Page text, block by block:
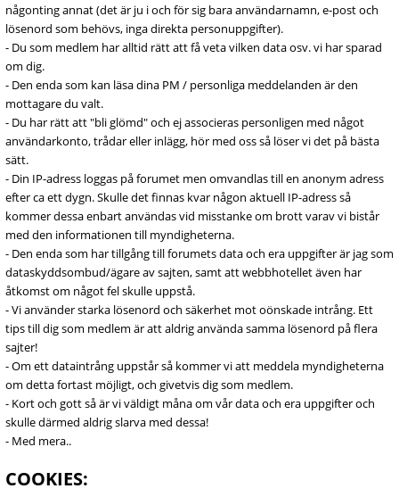
någonting annat (det är ju i och för sig bara användarnamn, e-post och
lösenord som behövs, inga direkta personuppgifter).
- Du som medlem har alltid rätt att få veta vilken data osv. vi har sparad
om dig.
- Den enda som kan läsa dina PM / personliga meddelanden är den
mottagare du valt.
- Du har rätt att "bli glömd" och ej associeras personligen med något
användarkonto, trådar eller inlägg, hör med oss så löser vi det på bästa
sätt.
- Din IP-adress loggas på forumet men omvandlas till en anonym adress
efter ca ett dygn. Skulle det finnas kvar någon aktuell IP-adress så
kommer dessa enbart användas vid misstanke om brott varav vi bistår
med den informationen till myndigheterna.
- Den enda som har tillgång till forumets data och era uppgifter är jag som
dataskyddsombud/ägare av sajten, samt att webbhotellet även har
åtkomst om något fel skulle uppstå.
- Vi använder starka lösenord och säkerhet mot oönskade intrång. Ett
tips till dig som medlem är att aldrig använda samma lösenord på flera
sajter!
- Om ett dataintrång uppstår så kommer vi att meddela myndigheterna
om detta fortast möjligt, och givetvis dig som medlem.
- Kort och gott så är vi väldigt måna om vår data och era uppgifter och
skulle därmed aldrig slarva med dessa!
- Med mera..
COOKIES: